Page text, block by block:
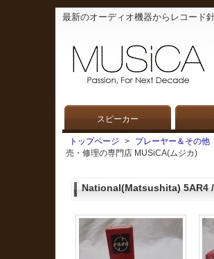
最新のオーディオ機器からレコード
スピーカー
トップページ > プレーヤー＆その他
売・修理の専門店 MUSiCA(ムジカ)
National(Matsushita) 5AR4